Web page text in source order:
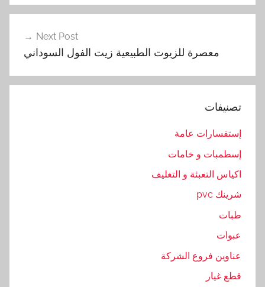
ي
ب
ي
ع
ي
ة
ل
ك
ن
Next Post
معصرة للزيوت الطبيعية زيت الفول السوداني
تصنيفات
إستفسارات عامة
إسطمبات و خامات
اكياس التعبئة و التغليف
شرينك pvc
طبات
عبوات
عناوين فروع الشركة
قطع غيار